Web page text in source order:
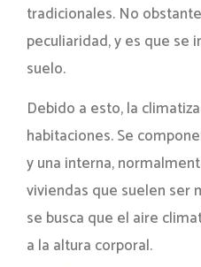
tradicionales. No
peculiaridad, y es que se
suelo.
Debido a esto, la
habitaciones. Se
y una interna,
viviendas que suelen ser
se busca que el aire
a la altura corporal.